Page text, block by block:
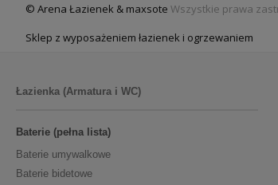
© Arena Łazienek & maxsote Wszystkie prawa
Sklep z wyposażeniem łazienek i ogrzewaniem
Łazienka (Armatura i WC)
Baterie (pełna lista)
Baterie umywalkowe
Baterie bidetowe